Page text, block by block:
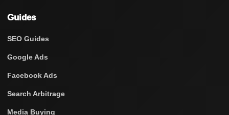
Guides
SEO Guides
Google Ads
Facebook Ads
Search Arbitrage
Media Buying